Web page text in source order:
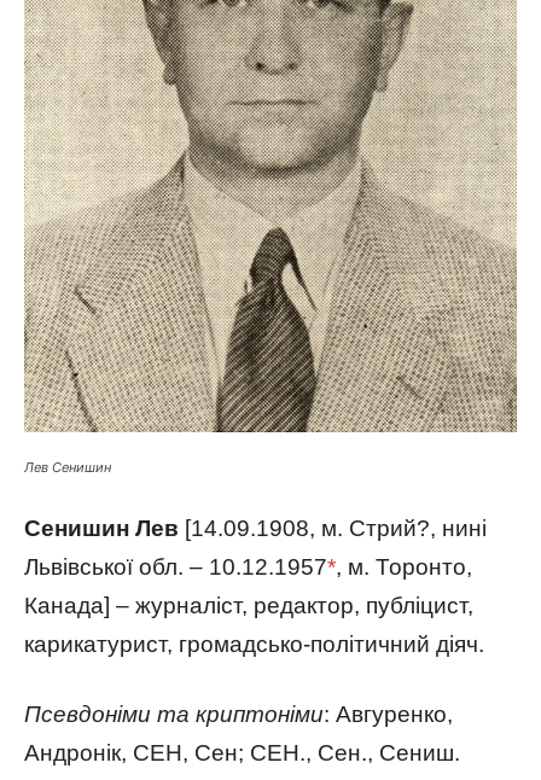
Лев Сенишин
Сенишин Лев [14.09.1908, м. Стрий?, нині
Львівської обл. – 10.12.1957*, м. Торонто,
Канада] – журналіст, редактор, публіцист,
карикатурист, громадсько-політичний діяч.
Псевдоніми та криптоніми: Авгуренко,
Андронік, СЕН, Сен; СЕН., Сен., Сениш.